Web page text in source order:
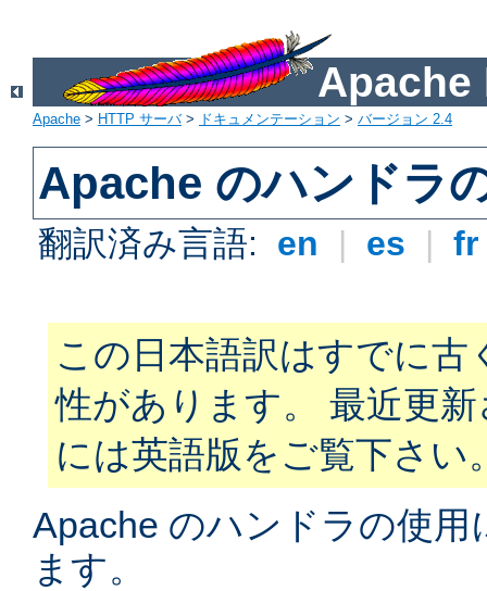
Apache
Apache > HTTP サーバ> ドキュメンテーション > バージョン 2.4
Apache のハンドラ
翻訳済み言語: en | es |
この日本語訳はすでに古
性があります。 最近更
には英語版をご覧下さい
Apache のハンドラの使
ます。